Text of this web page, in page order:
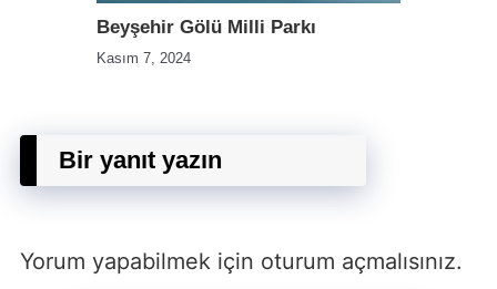
Beyşehir Gölü Milli Parkı
Kasım 7, 2024
Bir yanıt yazın
Yorum yapabilmek için oturum açmalısınız.